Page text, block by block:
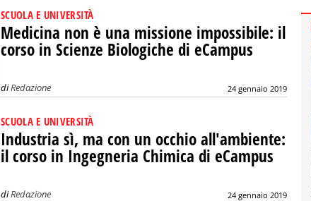
SCUOLA E UNIVERSITÀ
Medicina non è una missione impossibile: il
corso in Scienze Biologiche di eCampus
diRedazione 24 gennaio 2019
SCUOLA E UNIVERSITÀ
Industria sì, ma con un occhio all'ambiente:
il corso in Ingegneria Chimica di eCampus
diRedazione 24 gennaio 2019